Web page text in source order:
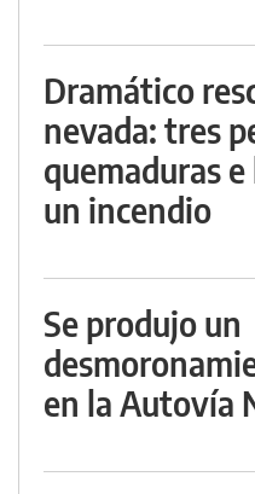
Dramático
nevada: tres
quemaduras
un incendio
Se produjo un
en la Autovía